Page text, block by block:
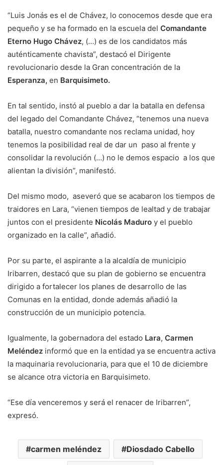
“Luis Jonás es el de Chávez, lo conocemos desde que era
pequeño y se ha formado en la escuela del Comandante
Eterno Hugo Chávez, (…) es de los candidatos más
auténticamente chavista”, destacó el Dirigente
revolucionario desde la Gran concentración de la
Esperanza, en Barquisimeto.
En tal sentido, instó al pueblo a dar la batalla en defensa
del legado del Comandante Chávez, “tenemos una nueva
batalla, nuestro comandante nos reclama unidad, hoy
tenemos la posibilidad real de dar un paso al frente y
consolidar la revolución (…) no le demos espacio a los que
alientan la división”, manifestó.
Del mismo modo, aseveró que se acabaron los tiempos de
traidores en Lara, “vienen tiempos de lealtad y de trabajar
juntos con el presidente Nicolás Maduro y el pueblo
organizado en la calle”, añadió.
Por su parte, el aspirante a la alcaldía de municipio
Iribarren, destacó que su plan de gobierno se encuentra
dirigido a fortalecer los planes de desarrollo de las
Comunas en la entidad, donde además añadió la
construcción de un municipio potencia.
Igualmente, la gobernadora del estado Lara, Carmen
Meléndez informó que en la entidad ya se encuentra activa
la maquinaria revolucionaria, para que el 10 de diciembre
se alcance otra victoria en Barquisimeto.
“Ese día venceremos y será el renacer de Iribarren”,
expresó.
carmen meléndez Diosdado Cabello